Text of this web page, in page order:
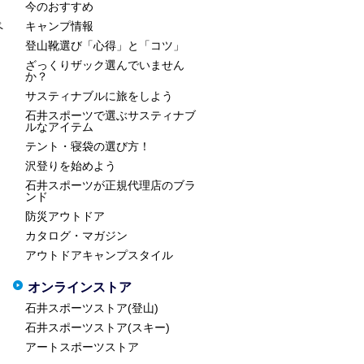
今のおすすめ
キャンプ情報
登山靴選び「心得」と「コツ」
ざっくりザック選んでいません
か？
サスティナブルに旅をしよう
石井スポーツで選ぶサスティナブ
ルなアイテム
テント・寝袋の選び方！
沢登りを始めよう
石井スポーツが正規代理店のブラ
ンド
防災アウトドア
カタログ・マガジン
アウトドアキャンプスタイル
オンラインストア
石井スポーツストア(登山)
石井スポーツストア(スキー)
アートスポーツストア